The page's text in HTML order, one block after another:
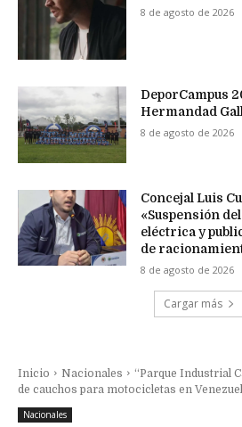
8 de agosto de 2026
DeporCampus
Hermandad
8 de agosto de 2026
Concejal Luis
«Suspensión
eléctrica y
de
8 de agosto de 2026
Cargar más